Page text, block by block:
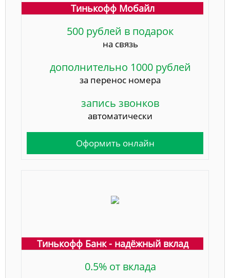
Тинькофф Мобайл
500 рублей в подарок
на связь
дополнительно 1000 рублей
за перенос номера
запись звонков
автоматически
Оформить онлайн
Тинькофф Банк - надёжный вклад
0.5% от вклада